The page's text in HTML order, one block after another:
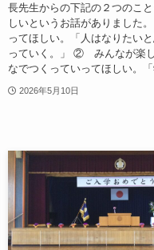
長先生からの下記の２つのこ
しいというお話がありました
ってほしい。「人はなりたい
っていく。」 ② みんなが楽
なでつくっていってほしい。「
2026年5月10日